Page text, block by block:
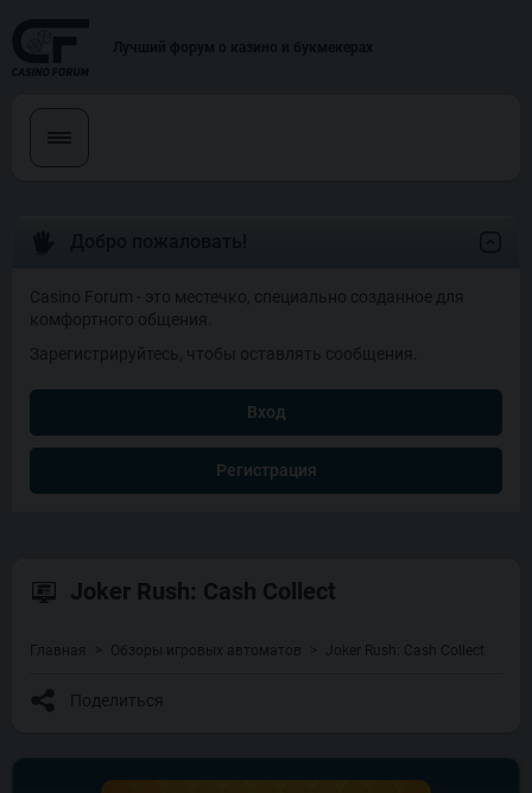
Joker Rush: Cash Collect
Главная Обзоры игровых автоматов Joker Rush: Cash Collect
Поделиться
Casino Forum - это местечко, специально созданное для
комфортного общения.
Зарегистрируйтесь, чтобы оставлять сообщения.
Вход
Регистрация